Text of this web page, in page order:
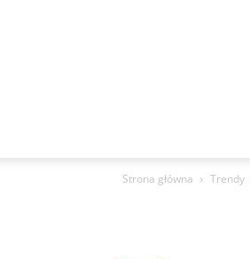
Strona główna Trendy